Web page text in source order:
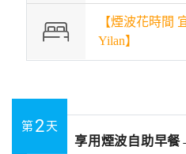
【煙波花時間
Yilan】
第 2天
享用煙波自助早